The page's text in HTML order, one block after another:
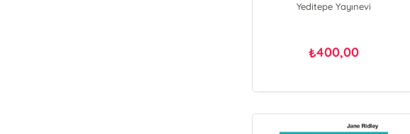
Yeditepe Yayınevi
₺400,00